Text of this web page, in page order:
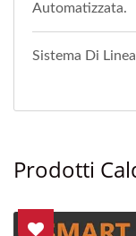
Automatizzata.
Sistema Di
Prodotti